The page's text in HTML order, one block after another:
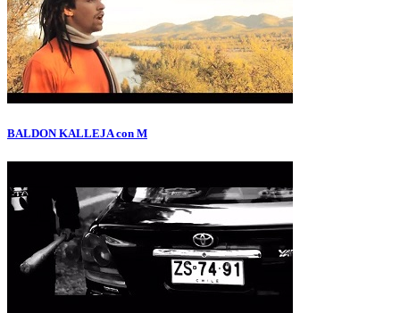
BALDON KALLEJA con M